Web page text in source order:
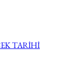
TARİHİ